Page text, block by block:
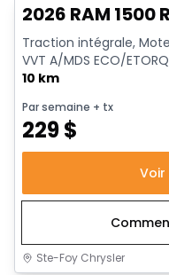
2026 RAM 1500
Traction intégrale,
VVT A/MDS ECO/
10 km
Par semaine + tx
229$
Voir
Ste-Foy Chrysler